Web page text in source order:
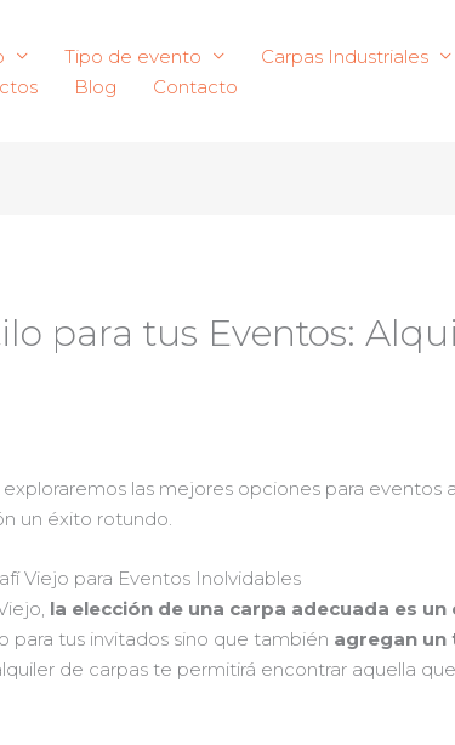
Tipo de evento Carpas Industriales
Blog Contacto
para tus Eventos:
las mejores opciones para eventos
un éxito rotundo.
Viejo para Eventos Inolvidables
la elección de una carpa adecuada es
para tus invitados sino que también agregan un
de carpas te permitirá encontrar aquella